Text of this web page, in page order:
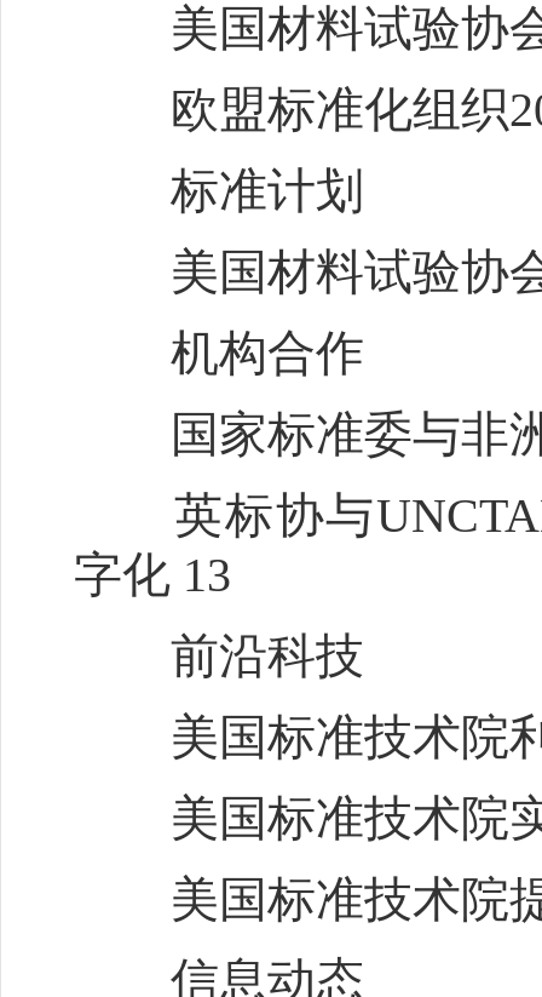
美国材料试验协会
欧盟标准化组织
标准计划
美国材料试验协会
机构合作
国家标准委与非洲
英标协与
字化 13
前沿科技
美国标准技术院利
美国标准技术院实
美国标准技术院提
信息动态